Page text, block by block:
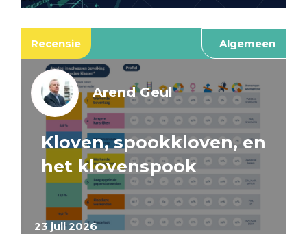
Recensie Algemeen
23 juli 2026
Arend Geul
Kloven, spookkloven, en
het klovenspook